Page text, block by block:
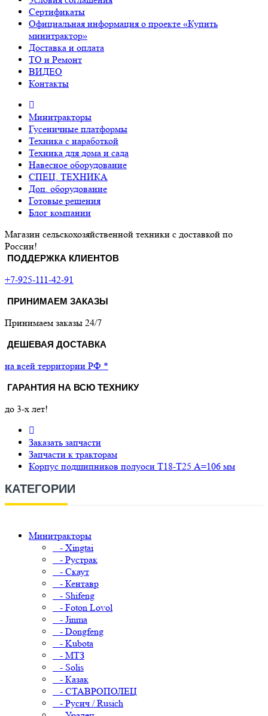
Сертификаты
Официальная информация о проекте «Купить
минитрактор»
Доставка и оплата
ТО и Ремонт
ВИДЕО
Контакты
Минитракторы
Гусеничные платформы
Техника с наработкой
Техника для дома и сада
Навесное оборудование
СПЕЦ. ТЕХНИКА
Доп. оборудование
Готовые решения
Блог компании
Магазин сельскохозяйственной техники с доставкой по
России!
ПОДДЕРЖКА КЛИЕНТОВ
+7-925-111-42-91
ПРИНИМАЕМ ЗАКАЗЫ
Принимаем заказы 24/7
ДЕШЕВАЯ ДОСТАВКА
на всей территории РФ *
ГАРАНТИЯ НА ВСЮ ТЕХНИКУ
до 3-х лет!
Заказать запчасти
Запчасти к тракторам
Корпус подшипников полуоси Т18-Т25 A=106 мм
КАТЕГОРИИ
Минитракторы
- Xingtai
- Рустрак
- Скаут
- Кентавр
- Shifeng
- Foton Lovol
- Jinma
- Dongfeng
- Kubota
- МТЗ
- Solis
- Казак
- СТАВРОПОЛЕЦ
- Русич / Rusich